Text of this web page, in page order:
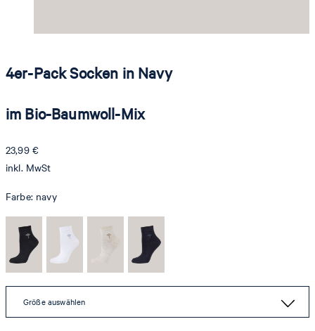
4er-Pack Socken in Navy
im Bio-Baumwoll-Mix
23,99 €
inkl. MwSt
Farbe: navy
Größe auswählen